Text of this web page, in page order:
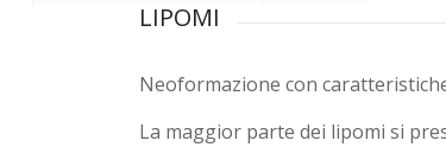
LIPOMI
Neoformazione con
La maggior parte dei lipomi si